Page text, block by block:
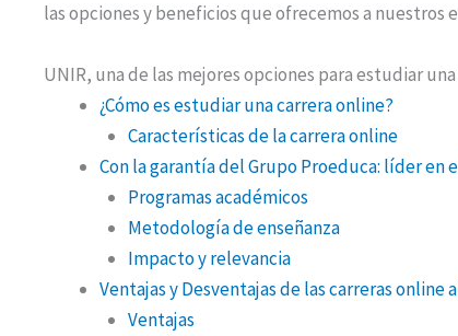
las opciones y beneficios que ofrecemos a nuestros
UNIR, una de las mejores opciones para estudiar
¿Cómo es estudiar una carrera online?
Características de la carrera online
Con la garantía del Grupo Proeduca: líder en
Programas académicos
Metodología de enseñanza
Impacto y relevancia
Ventajas y Desventajas de las carreras online
Ventajas